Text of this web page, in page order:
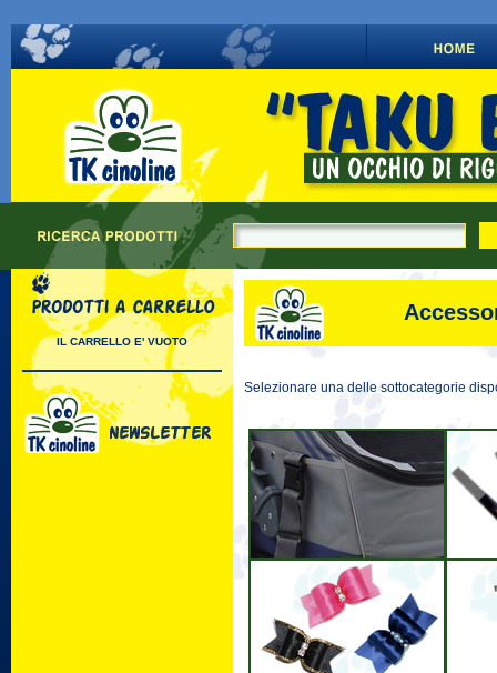
IL CARRELLO E' VUOTO
Selezionare una delle sottocategorie